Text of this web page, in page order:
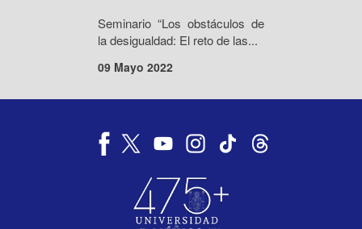
Seminario “Los obstáculos de
la desigualdad: El reto de las...
09 Mayo 2022